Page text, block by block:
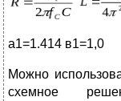
a1=1.414 в1=1,0
Можно
схемное